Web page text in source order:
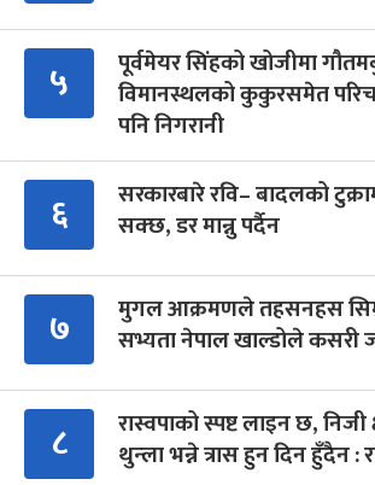
५
पूर्वमेयर सिंहको खोजीमा
विमानस्थलको कुकुरसमेत
पनि निगरानी
६
सरकारबारे रवि– बादलको
सक्छ, डर मान्नु पर्दैन
७
मुगल आक्रमणले तहसनहस
सभ्यता नेपाल खाल्डोले कसरी
८
रास्वपाको स्पष्ट लाइन छ, निजी
थुन्ला भन्ने त्रास हुन दिन हुँदैन :